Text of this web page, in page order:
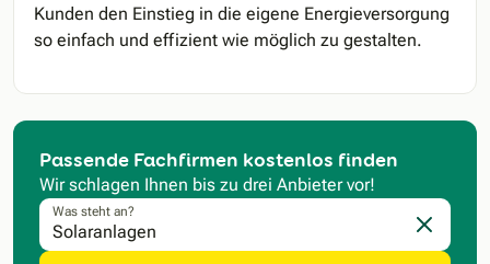
Kunden den Einstieg in die eigene Energieversorgung
so einfach und effizient wie möglich zu gestalten.
Passende Fachfirmen kostenlos finden
Wir schlagen Ihnen bis zu drei Anbieter vor!
Was steht an?
Eingabe